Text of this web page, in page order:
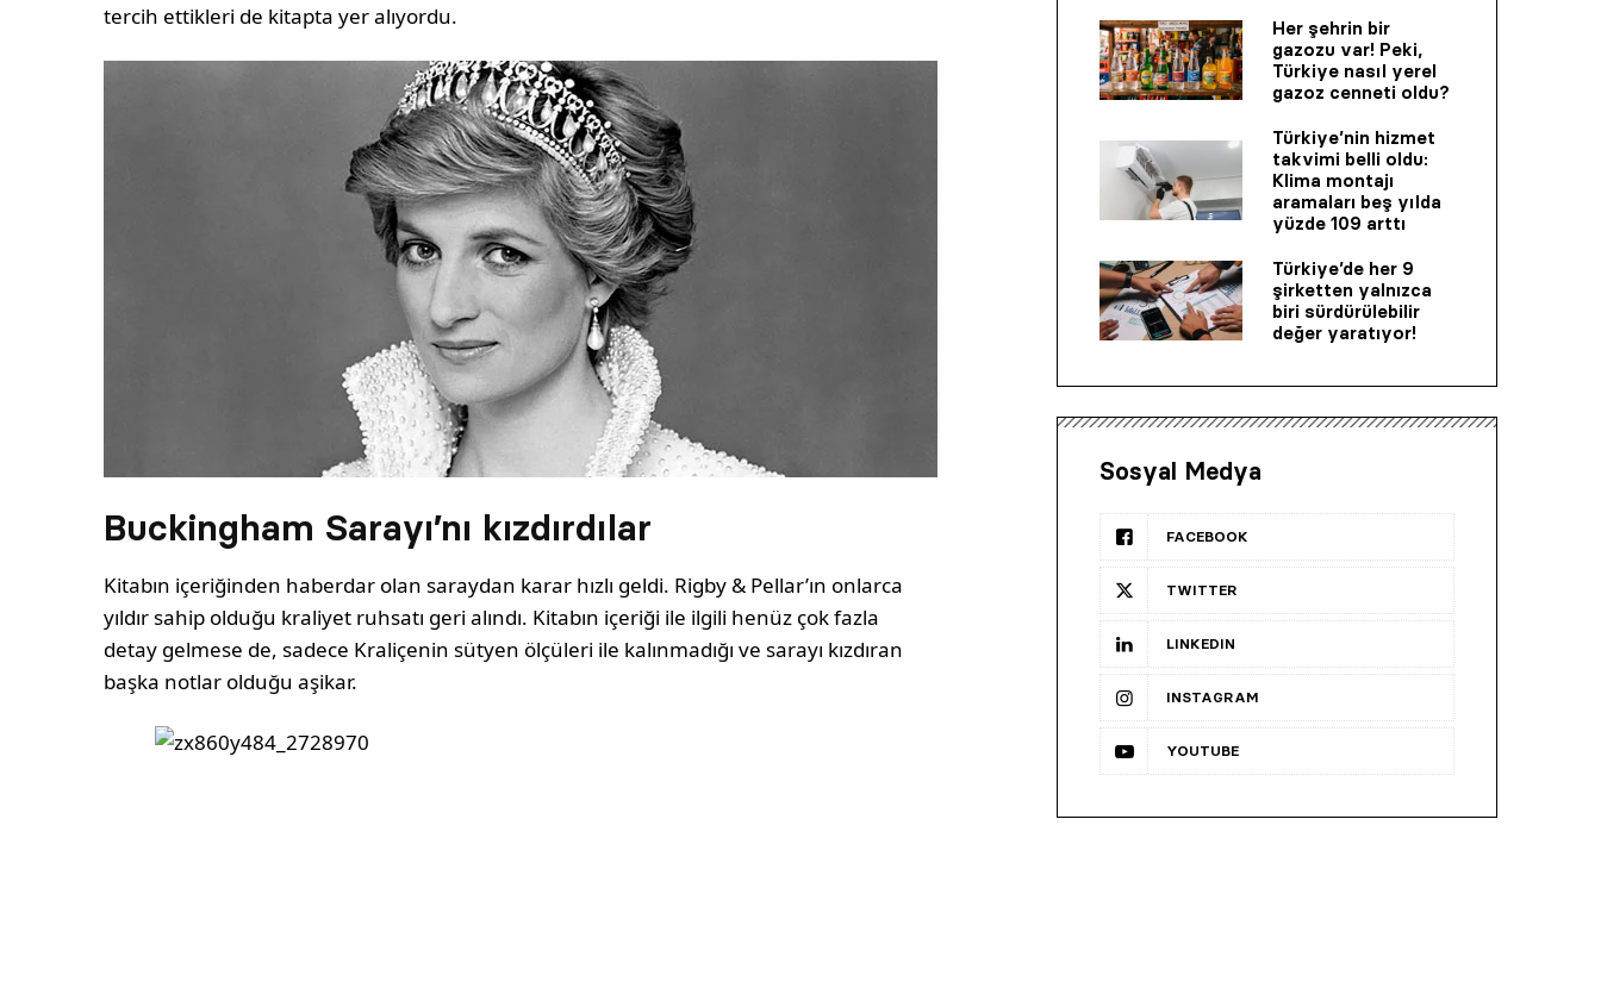
tercih ettikleri de kitapta yer alıyordu.
Buckingham Sarayı’nı kızdırdılar
Kitabın içeriğinden haberdar olan saraydan karar hızlı geldi. Rigby & Pellar’ın onlarca
yıldır sahip olduğu kraliyet ruhsatı geri alındı. Kitabın içeriği ile ilgili henüz çok fazla
detay gelmese de, sadece Kraliçenin sütyen ölçüleri ile kalınmadığı ve sarayı kızdıran
başka notlar olduğu aşikar.
Her şehrin bir
gazozu var! Peki,
Türkiye nasıl yerel
gazoz cenneti oldu?
Türkiye’nin hizmet
takvimi belli oldu:
Klima montajı
aramaları beş yılda
yüzde 109 arttı
Türkiye’de her 9
şirketten yalnızca
biri sürdürülebilir
değer yaratıyor!
Sosyal Medya
FACEBOOK
TWITTER
LINKEDIN
INSTAGRAM
YOUTUBE